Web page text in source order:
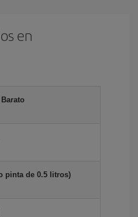
en
pinta de 0.5 litros)